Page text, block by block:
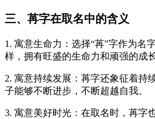
三、苒字在取名中的含义
1. 寓意生命力：选择“苒”字作为名
样，拥有旺盛的生命力和顽强的成
2. 寓意持续发展：苒字还象征着持
子能够不断进步，不断超越自我。
3. 寓意美好时光：在取名时，苒字